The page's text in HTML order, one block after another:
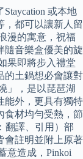
或本地
，都可以讓新人留
漫的寓意，祝福
隨音樂盒優美的旋
果即將步入禮堂
的土鍋想必會讓對
」，是以琵琶湖
能外，更具有獨特
食材均勻受熱，節
翻譯、引用）部
會註明並附上原著
意造成，Pinkoi